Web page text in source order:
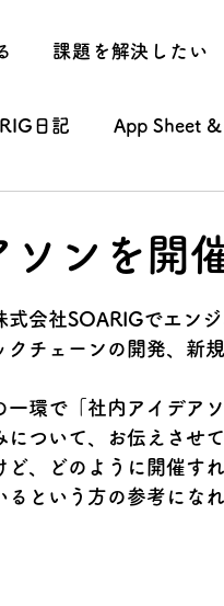
課題を解決したい
日記 App Sheet
ンを開
会社SOARIGでエン
チェーンの開発、新
一環で 「社内アイデアソ
ついて、お伝えさせ
ど、どのように開催す
るという方の参考にな